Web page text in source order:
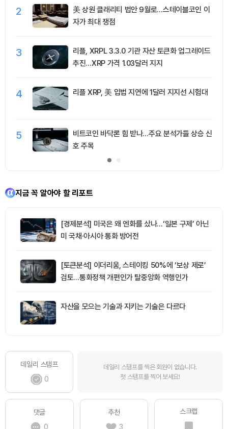
2
美 상원 클래리티 법안 9월로…스테이블코인 이
자가 최대 쟁점
3
리플, XRPL 3.3.0 기관 자산 토큰화 업그레이드
추진…XRP 가격 1.03달러 지지
4 리플 XRP, 美 입법 지연에 1달러 지지선 시험대
5
비트코인 바닥론 힘 받나…주요 분석가들 상승 신
호 주목
지금 꼭 알아야 할 리포트
[경제분석] 미국은 왜 엔화를 샀나…‘일본 구제’ 아닌
미 국채·아시아 통화 방어전
[토큰분석] 이더리움, 스테이킹 50%에 ‘보상 제로’
검토…통화정책 개편인가 탈중앙화 역행인가
자산을 모으는 기술과 지키는 기술은 다르다
데일리 스탬프
0
데일리 스탬프를 찍은 회원이 없습니다.
첫 스탬프를 찍어 보세요!
댓글
0
추천
3
스크랩